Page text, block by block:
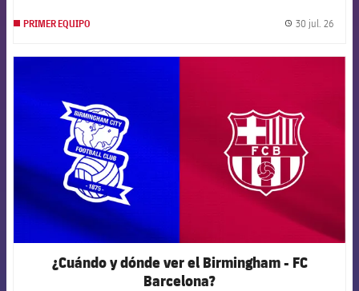
PRIMER EQUIPO 30 jul. 26
¿Cuándo y dónde ver el Birmingham - FC
Barcelona?